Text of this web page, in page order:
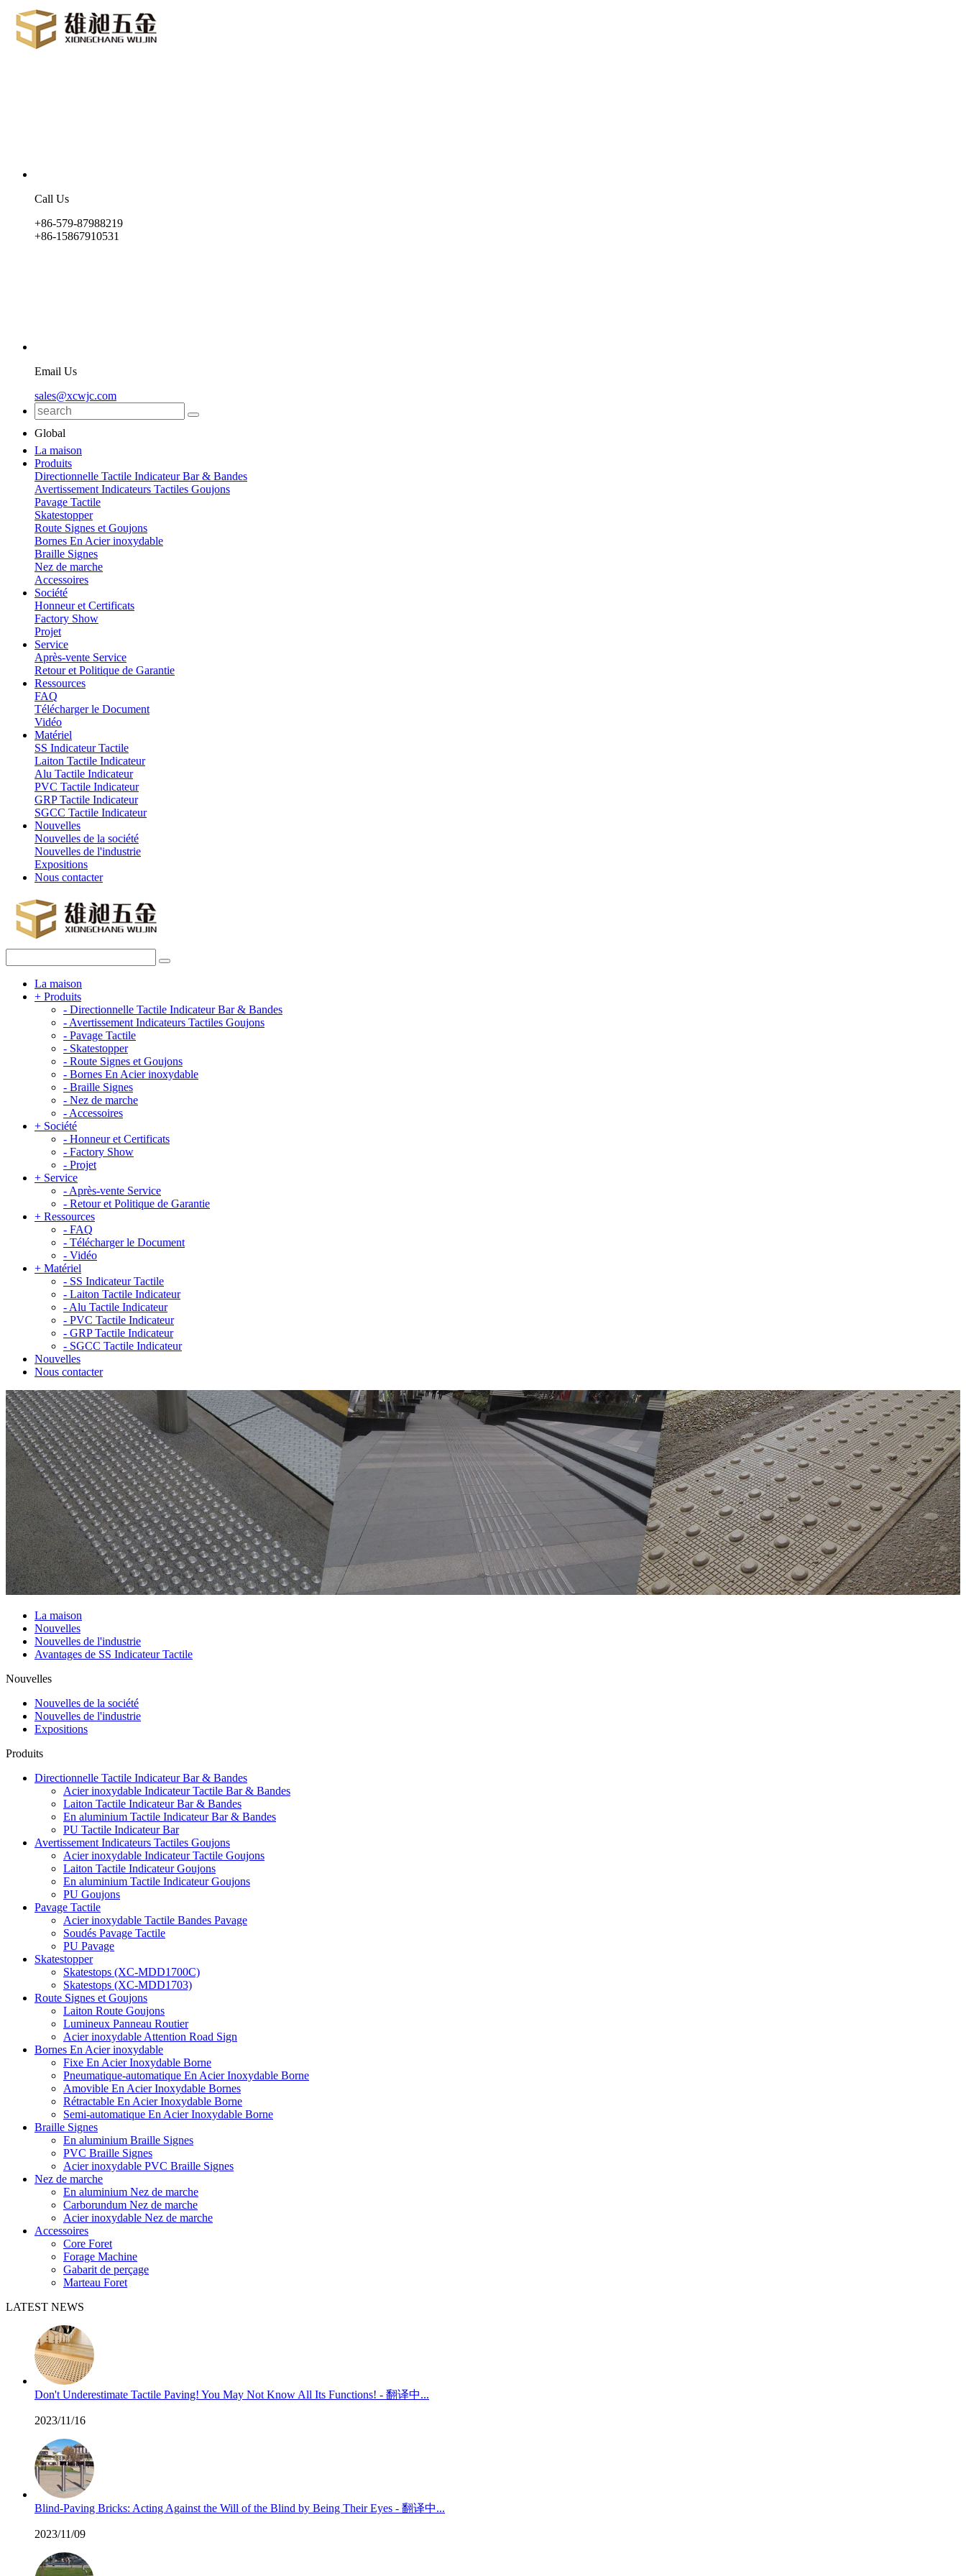
Call Us
+86-579-87988219
+86-15867910531
Email Us
sales@xcwjc.com
Global
La maison
Produits
Directionnelle Tactile Indicateur Bar & Bandes
Avertissement Indicateurs Tactiles Goujons
Pavage Tactile
Skatestopper
Route Signes et Goujons
Bornes En Acier inoxydable
Braille Signes
Nez de marche
Accessoires
Société
Honneur et Certificats
Factory Show
Projet
Service
Après-vente Service
Retour et Politique de Garantie
Ressources
FAQ
Télécharger le Document
Vidéo
Matériel
SS Indicateur Tactile
Laiton Tactile Indicateur
Alu Tactile Indicateur
PVC Tactile Indicateur
GRP Tactile Indicateur
SGCC Tactile Indicateur
Nouvelles
Nouvelles de la société
Nouvelles de l'industrie
Expositions
Nous contacter
La maison
+ Produits
- Directionnelle Tactile Indicateur Bar & Bandes
- Avertissement Indicateurs Tactiles Goujons
- Pavage Tactile
- Skatestopper
- Route Signes et Goujons
- Bornes En Acier inoxydable
- Braille Signes
- Nez de marche
- Accessoires
+ Société
- Honneur et Certificats
- Factory Show
- Projet
+ Service
- Après-vente Service
- Retour et Politique de Garantie
+ Ressources
- FAQ
- Télécharger le Document
- Vidéo
+ Matériel
- SS Indicateur Tactile
- Laiton Tactile Indicateur
- Alu Tactile Indicateur
- PVC Tactile Indicateur
- GRP Tactile Indicateur
- SGCC Tactile Indicateur
Nouvelles
Nous contacter
La maison
Nouvelles
Nouvelles de l'industrie
Avantages de SS Indicateur Tactile
Nouvelles
Nouvelles de la société
Nouvelles de l'industrie
Expositions
Produits
Directionnelle Tactile Indicateur Bar & Bandes
Acier inoxydable Indicateur Tactile Bar & Bandes
Laiton Tactile Indicateur Bar & Bandes
En aluminium Tactile Indicateur Bar & Bandes
PU Tactile Indicateur Bar
Avertissement Indicateurs Tactiles Goujons
Acier inoxydable Indicateur Tactile Goujons
Laiton Tactile Indicateur Goujons
En aluminium Tactile Indicateur Goujons
PU Goujons
Pavage Tactile
Acier inoxydable Tactile Bandes Pavage
Soudés Pavage Tactile
PU Pavage
Skatestopper
Skatestops (XC-MDD1700C)
Skatestops (XC-MDD1703)
Route Signes et Goujons
Laiton Route Goujons
Lumineux Panneau Routier
Acier inoxydable Attention Road Sign
Bornes En Acier inoxydable
Fixe En Acier Inoxydable Borne
Pneumatique-automatique En Acier Inoxydable Borne
Amovible En Acier Inoxydable Bornes
Rétractable En Acier Inoxydable Borne
Semi-automatique En Acier Inoxydable Borne
Braille Signes
En aluminium Braille Signes
PVC Braille Signes
Acier inoxydable PVC Braille Signes
Nez de marche
En aluminium Nez de marche
Carborundum Nez de marche
Acier inoxydable Nez de marche
Accessoires
Core Foret
Forage Machine
Gabarit de perçage
Marteau Foret
LATEST NEWS
Don't Underestimate Tactile Paving! You May Not Know All Its Functions! - 翻译中...
2023/11/16
Blind-Paving Bricks: Acting Against the Will of the Blind by Being Their Eyes - 翻译中...
2023/11/09